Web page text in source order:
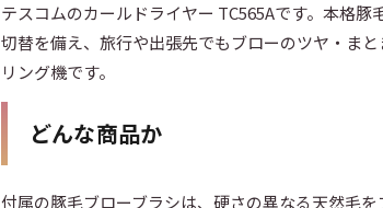
テスコムのカールドライヤー TC565Aです。本格豚
切替を備え、旅行や出張先でもブローのツヤ・ま
リング機です。
どんな商品か
付属の豚毛ブローブラシは、硬さの異なる天然毛